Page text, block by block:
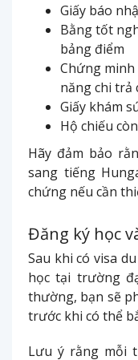
Giấy báo
Bằng tốt
bảng điểm
Chứng
năng chi trả
Giấy khám
Hộ chiếu
Hãy đảm bảo
sang tiếng
chứng nếu cần
Đăng ký học
Sau khi có visa
học tại trường
thường, bạn sẽ
trước khi có thể
Lưu ý rằng mỗi